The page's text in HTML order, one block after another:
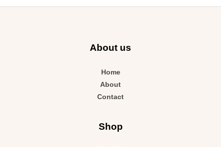
About us
Home
About
Contact
Shop